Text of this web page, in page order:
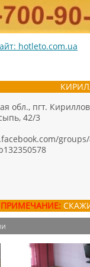
hotleto.com.ua
обл., пгт.
42/3
ПРИМЕЧАНИЕ: